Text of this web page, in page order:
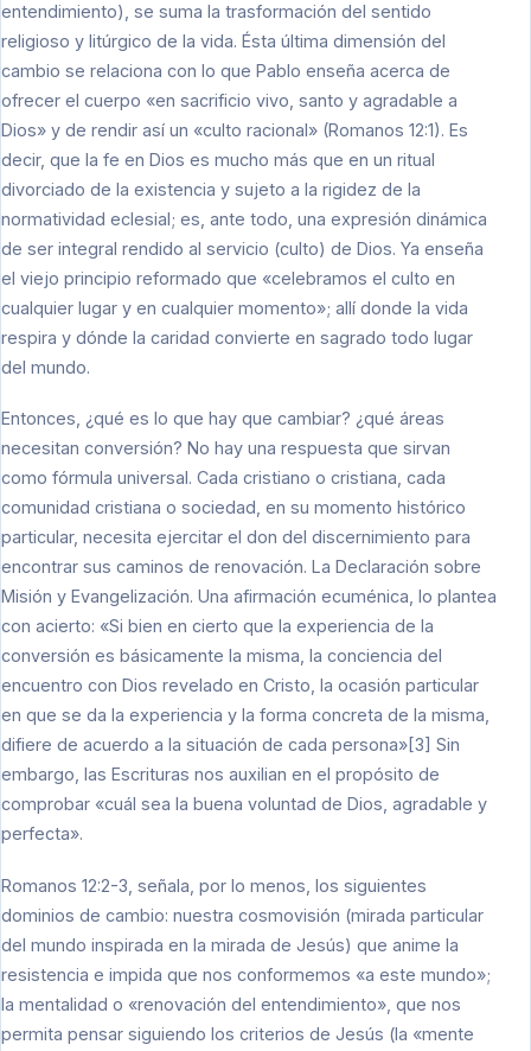
entendimiento), se suma la trasformación del sentido
religioso y litúrgico de la vida. Ésta última dimensión del
cambio se relaciona con lo que Pablo enseña acerca de
ofrecer el cuerpo «en sacrificio vivo, santo y agradable a
Dios» y de rendir así un «culto racional» (Romanos 12:1). Es
decir, que la fe en Dios es mucho más que en un ritual
divorciado de la existencia y sujeto a la rigidez de la
normatividad eclesial; es, ante todo, una expresión dinámica
de ser integral rendido al servicio (culto) de Dios. Ya enseña
el viejo principio reformado que «celebramos el culto en
cualquier lugar y en cualquier momento»; allí donde la vida
respira y dónde la caridad convierte en sagrado todo lugar
del mundo.
Entonces, ¿qué es lo que hay que cambiar? ¿qué áreas
necesitan conversión? No hay una respuesta que sirvan
como fórmula universal. Cada cristiano o cristiana, cada
comunidad cristiana o sociedad, en su momento histórico
particular, necesita ejercitar el don del discernimiento para
encontrar sus caminos de renovación. La Declaración sobre
Misión y Evangelización. Una afirmación ecuménica, lo plantea
con acierto: «Si bien en cierto que la experiencia de la
conversión es básicamente la misma, la conciencia del
encuentro con Dios revelado en Cristo, la ocasión particular
en que se da la experiencia y la forma concreta de la misma,
difiere de acuerdo a la situación de cada persona»[3] Sin
embargo, las Escrituras nos auxilian en el propósito de
comprobar «cuál sea la buena voluntad de Dios, agradable y
perfecta».
Romanos 12:2-3, señala, por lo menos, los siguientes
dominios de cambio: nuestra cosmovisión (mirada particular
del mundo inspirada en la mirada de Jesús) que anime la
resistencia e impida que nos conformemos «a este mundo»;
la mentalidad o «renovación del entendimiento», que nos
permita pensar siguiendo los criterios de Jesús (la «mente